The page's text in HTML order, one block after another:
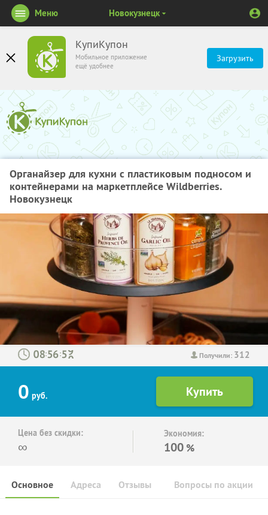
КупиКупон
Мобильное приложение
ещё удобнее
Загрузить
Меню Новокузнецк
Органайзер для кухни с пластиковым подносом и
контейнерами на маркетплейсе Wildberries.
Новокузнецк
Получили: 312
: :
0 руб.
Цена без скидки:
∞
Экономия:
100 %
Основное Отзывы Вопросы по акции
Адреса